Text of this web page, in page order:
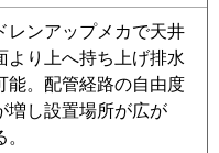
レンアップメカで天井
より上へ持ち上げ排水
能。配管経路の自由度
増し設置場所が広が
。